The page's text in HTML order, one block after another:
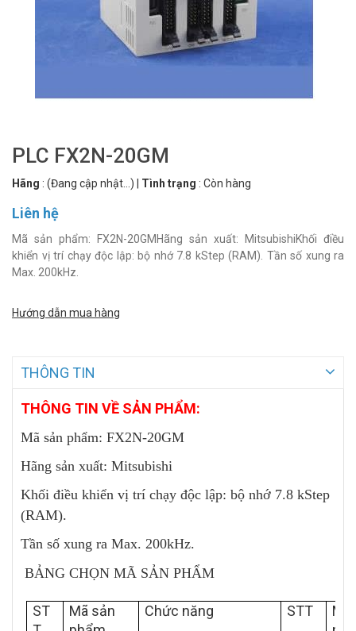
PLC FX2N-20GM
Hãng : (Đang cập nhật...) Tình trạng : Còn hàng
Liên hệ
Mã sản phẩm: FX2N-20GMHãng sản xuất: MitsubishiKhối điều
khiển vị trí chạy độc lập: bộ nhớ 7.8 kStep (RAM). Tần số xung ra
Max. 200kHz.
Hướng dẫn mua hàng
THÔNG TIN
THÔNG TIN VỀ SẢN PHẨM:
Mã sản phẩm: FX2N-20GM
Hãng sản xuất: Mitsubishi
Khối điều khiển vị trí chạy độc lập: bộ nhớ 7.8 kStep
(RAM).
Tần số xung ra Max. 200kHz.
BẢNG CHỌN MÃ SẢN PHẨM
ST
Mã sản
Chức năng STT
Mã